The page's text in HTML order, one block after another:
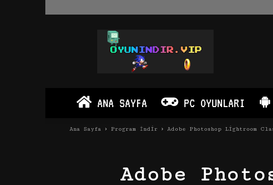
Oyun
İndir
PC
Android
ANA SAYFA PC OYUNLARI
Ana Sayfa Program İndir Adobe Photoshop Lightroom
Adobe